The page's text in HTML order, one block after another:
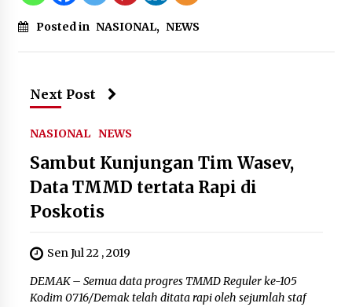
Penanganan Kebakaran Gedung
Kebakaran Gedung Dinas Teknis
Abdul Muis Dipadamkan, Layanan
Publik Tetap Berjalan
Pasaran
Posted in NASIONAL, NEWS
Next Post
NASIONAL NEWS
Sambut Kunjungan Tim Wasev,
Data TMMD tertata Rapi di
Poskotis
Sen Jul 22 , 2019
DEMAK – Semua data progres TMMD Reguler ke-105
Kodim 0716/Demak telah ditata rapi oleh sejumlah staf